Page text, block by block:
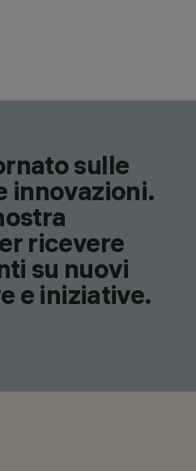
sulle
innovazioni.
ricevere
su nuovi
e iniziative.